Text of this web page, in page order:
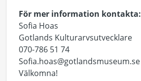
För mer information kontakta:
Sofia Hoas
Gotlands Kulturarvsutvecklare
070-786 51 74
Sofia.hoas@gotlandsmuseum.se
Välkomna!